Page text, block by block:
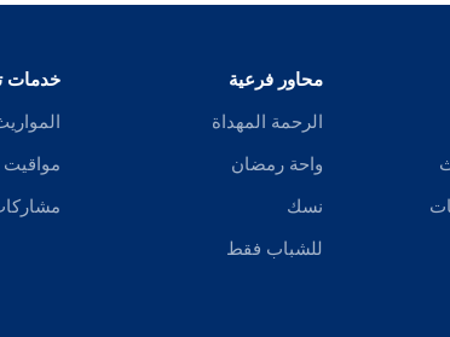
محاور فرعية
الرحمة المهداة
واحة رمضان
نسك
للشباب فقط
خدمات
مواقيت